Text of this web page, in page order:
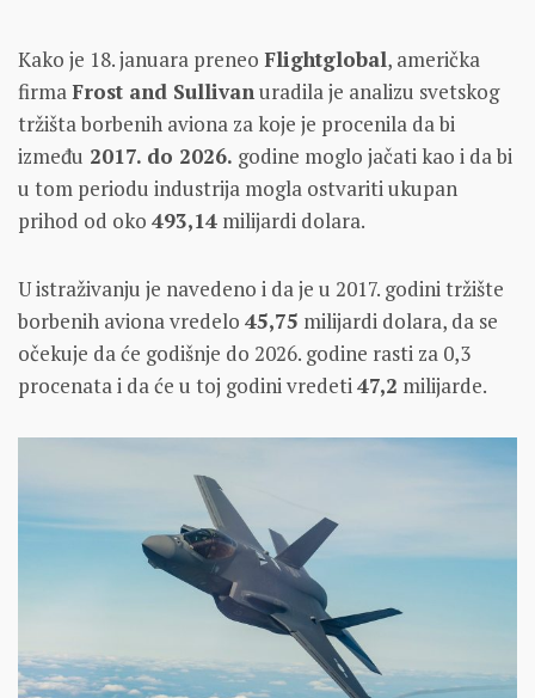
Kako je 18. januara preneo Flightglobal, američka
firmaFrost and Sullivanuradila je analizu svetskog
tržišta borbenih aviona za koje je procenila da bi
između 2017. do 2026. godine moglo jačati kao i da bi
u tom periodu industrija mogla ostvariti ukupan
prihod od oko 493,14 milijardi dolara.
U istraživanju je navedeno i da je u 2017. godini tržište
borbenih aviona vredelo 45,75 milijardi dolara, da se
očekuje da će godišnje do 2026. godine rasti za 0,3
procenata i da će u toj godini vredeti47,2 milijarde.